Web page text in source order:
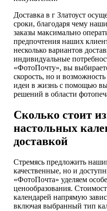
Доставка в г Златоуст
сроки, благодаря чему
заказы максимально
предпочтения наших
несколько вариантов
индивидуальные
«ФотоПочту», вы
скорость, но и
идеи в жизнь с помощью
решений в области
Сколько стоит
настольных
доставкой
Стремясь предложить
качественные, но и
«ФотоПочта» уделяем
ценообразования.
календарей напрямую
включая выбранный тип